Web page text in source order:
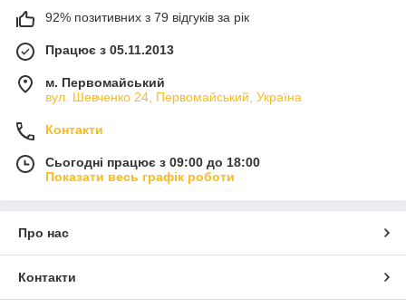
92% позитивних з 79 відгуків за рік
Працює з 05.11.2013
м. Первомайський
вул. Шевченко 24, Первомайський, Україна
Контакти
Сьогодні працює з 09:00 до 18:00
Показати весь графік роботи
Про нас
Контакти